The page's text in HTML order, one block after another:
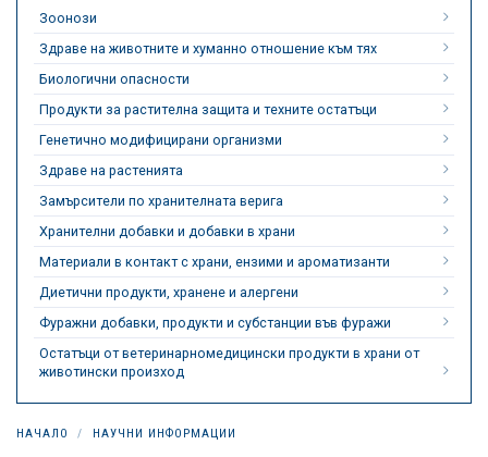
Зоонози
Здраве на животните и хуманно отношение към тях
Биологични опасности
Продукти за растителна защита и техните остатъци
Генетично модифицирани организми
Здраве на растенията
Замърсители по хранителната верига
Хранителни добавки и добавки в храни
Материали в контакт с храни, ензими и ароматизанти
Диетични продукти, хранене и алергени
Фуражни добавки, продукти и субстанции във фуражи
Остатъци от ветеринарномедицински продукти в храни от
животински произход
НАЧАЛО НАУЧНИ ИНФОРМАЦИИ